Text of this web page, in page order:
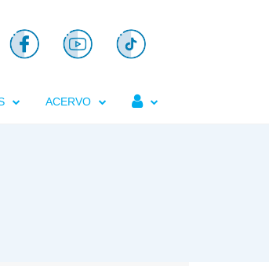
ACERVO 